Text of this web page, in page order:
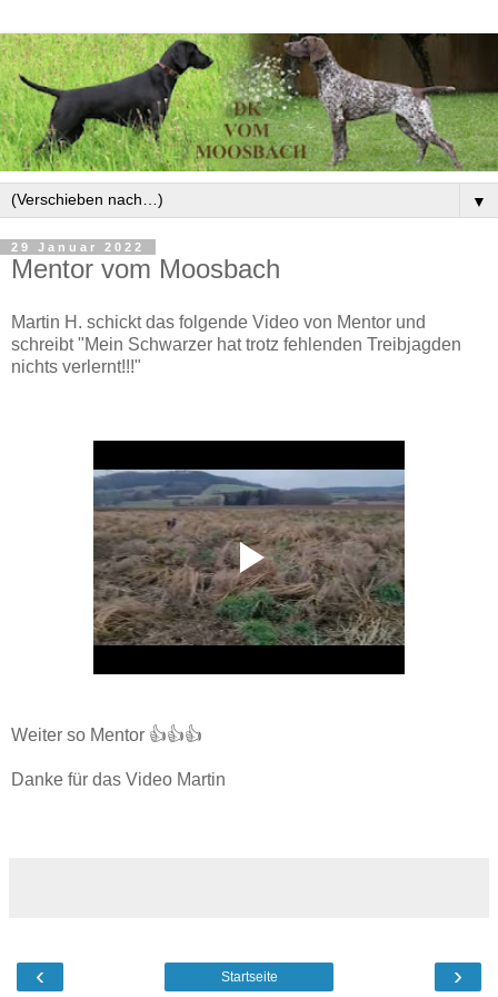
▼
29 Januar 2022
Mentor vom Moosbach
Martin H. schickt das folgende Video von Mentor und
schreibt "Mein Schwarzer hat trotz fehlenden Treibjagden
nichts verlernt!!!"
Weiter so Mentor 👍👍👍
Danke für das Video Martin
‹ ›
Startseite